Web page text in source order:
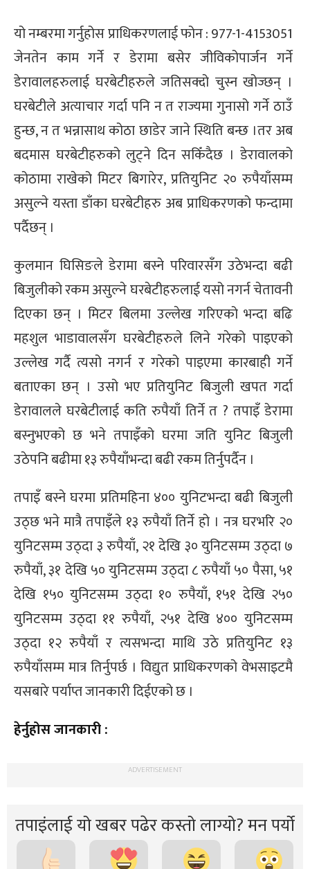
यो नम्बरमा गर्नुहोस प्राधिकरणलाई फोन : 977-1-4153051
जेनतेन काम गर्ने र डेरामा बसेर जीविकोपार्जन गर्ने
डेरावालहरुलाई घरबेटीहरुले जतिसक्दो चुस्न खोज्छन् ।
घरबेटीले अत्याचार गर्दा पनि न त राज्यमा गुनासो गर्ने ठाउँ
हुन्छ, न त भन्नासाथ कोठा छाडेर जाने स्थिति बन्छ ।तर अब
बदमास घरबेटीहरुको लुट्ने दिन सकिँदैछ । डेरावालको
कोठामा राखेको मिटर बिगारेर, प्रतियुनिट २० रुपैयाँसम्म
असुल्ने यस्ता डाँका घरबेटीहरु अब प्राधिकरणको फन्दामा
पर्दैछन् ।
कुलमान घिसिङले डेरामा बस्ने परिवारसँग उठेभन्दा बढी
बिजुलीको रकम असुल्ने घरबेटीहरुलाई यसो नगर्न चेतावनी
दिएका छन् । मिटर बिलमा उल्लेख गरिएको भन्दा बढि
महशुल भाडावालसँग घरबेटीहरुले लिने गरेको पाइएको
उल्लेख गर्दै त्यसो नगर्न र गरेको पाइएमा कारबाही गर्ने
बताएका छन् । उसो भए प्रतियुनिट बिजुली खपत गर्दा
डेरावालले घरबेटीलाई कति रुपैयाँ तिर्ने त ? तपाइँ डेरामा
बस्नुभएको छ भने तपाइँको घरमा जति युनिट बिजुली
उठेपनि बढीमा १३ रुपैयाँभन्दा बढी रकम तिर्नुपर्दैन ।
तपाइँ बस्ने घरमा प्रतिमहिना ४०० युनिटभन्दा बढी बिजुली
उठ्छ भने मात्रै तपाइँले १३ रुपैयाँ तिर्ने हो । नत्र घरभरि २०
युनिटसम्म उठ्दा ३ रुपैयाँ, २१ देखि ३० युनिटसम्म उठ्दा ७
रुपैयाँ, ३१ देखि ५० युनिटसम्म उठ्दा ८ रुपैयाँ ५० पैसा, ५१
देखि १५० युनिटसम्म उठ्दा १० रुपैयाँ, १५१ देखि २५०
युनिटसम्म उठ्दा ११ रुपैयाँ, २५१ देखि ४०० युनिटसम्म
उठ्दा १२ रुपैयाँ र त्यसभन्दा माथि उठे प्रतियुनिट १३
रुपैयाँसम्म मात्र तिर्नुपर्छ । विद्युत प्राधिकरणको वेभसाइटमै
यसबारे पर्याप्त जानकारी दिईएको छ ।
हेर्नुहोस जानकारी :
ADVERTISEMENT
तपाइंलाई यो खबर पढेर कस्तो लाग्यो? मन पर्यो